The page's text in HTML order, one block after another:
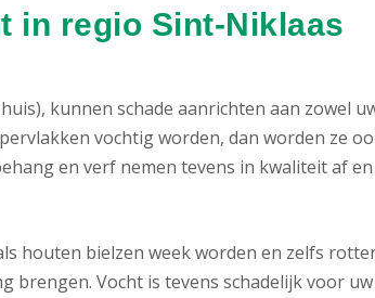
in regio Sint-Niklaas
kunnen schade aanrichten aan zowel
vochtig worden, dan worden ze
en verf nemen tevens in kwaliteit af
houten bielzen week worden en zelfs
Vocht is tevens schadelijk voor